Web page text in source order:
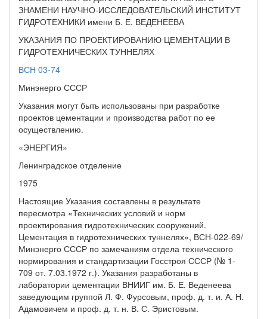
ЗНАМЕНИ НАУЧНО-ИССЛЕДОВАТЕЛЬСКИЙ ИНСТИТУТ
ГИДРОТЕХНИКИ имени Б. Е. ВЕДЕНЕЕВА
УКАЗАНИЯ ПО ПРОЕКТИРОВАНИЮ ЦЕМЕНТАЦИИ В
ГИДРОТЕХНИЧЕСКИХ ТУННЕЛЯХ
ВСН 03-74
Минэнерго СССР
Указания могут быть использованы при разработке
проектов цементации и производства работ по ее
осуществлению.
«ЭНЕРГИЯ»
Ленинградское отделение
1975
Настоящие Указания составлены в результате
пересмотра «Технических условий и норм
проектирования гидротехнических сооружений.
Цементация в гидротехнических туннелях», ВСН-022-69/
Минэнерго СССР по замечаниям отдела технического
нормирования и стандартизации Госстроя СССР (№ 1-
709 от. 7.03.1972 г.). Указания разработаны в
лаборатории цементации ВНИИГ им. Б. Е. Веденеева
заведующим группой Л. Ф. Фурсовым, проф. д. т. и. А. Н.
Адамовичем и проф. д. т. н. В. С. Эристовым.